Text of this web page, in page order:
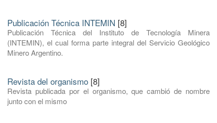
Publicación Técnica INTEMIN [8]
Publicación Técnica del Instituto de Tecnología Minera
(INTEMIN), el cual forma parte integral del Servicio Geológico
Minero Argentino.
Revista del organismo [8]
Revista publicada por el organismo, que cambió de nombre
junto con el mismo